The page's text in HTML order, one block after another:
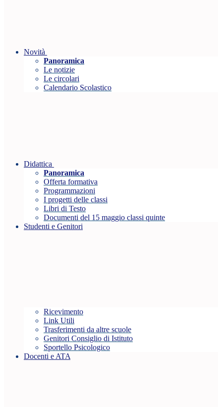
Novità
Panoramica
Le notizie
Le circolari
Calendario Scolastico
Didattica
Panoramica
Offerta formativa
Programmazioni
I progetti delle classi
Libri di Testo
Documenti del 15 maggio classi quinte
Studenti e Genitori
Ricevimento
Link Utili
Trasferimenti da altre scuole
Genitori Consiglio di Istituto
Sportello Psicologico
Docenti e ATA